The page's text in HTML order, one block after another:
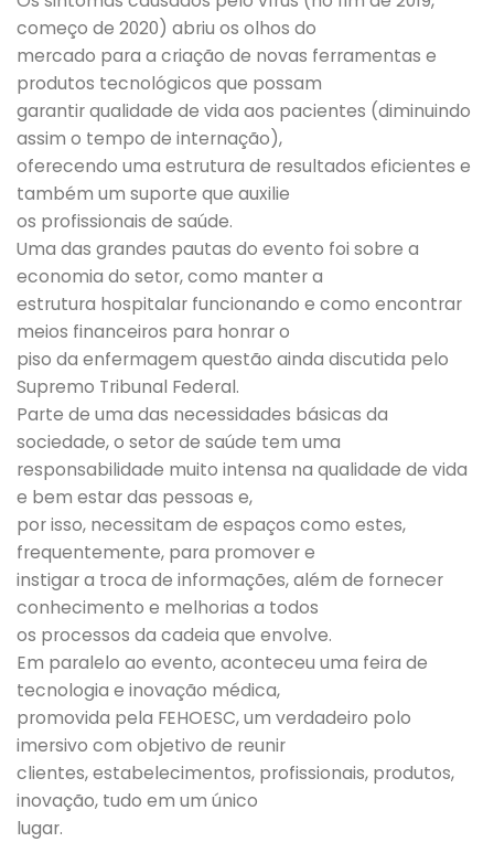
começo de 2020) abriu os olhos do
mercado para a criação de novas ferramentas e
produtos tecnológicos que possam
garantir qualidade de vida aos pacientes (diminuindo
assim o tempo de internação),
oferecendo uma estrutura de resultados eficientes e
também um suporte que auxilie
os profissionais de saúde.
Uma das grandes pautas do evento foi sobre a
economia do setor, como manter a
estrutura hospitalar funcionando e como encontrar
meios financeiros para honrar o
piso da enfermagem questão ainda discutida pelo
Supremo Tribunal Federal.
Parte de uma das necessidades básicas da
sociedade, o setor de saúde tem uma
responsabilidade muito intensa na qualidade de vida
e bem estar das pessoas e,
por isso, necessitam de espaços como estes,
frequentemente, para promover e
instigar a troca de informações, além de fornecer
conhecimento e melhorias a todos
os processos da cadeia que envolve.
Em paralelo ao evento, aconteceu uma feira de
tecnologia e inovação médica,
promovida pela FEHOESC, um verdadeiro polo
imersivo com objetivo de reunir
clientes, estabelecimentos, profissionais, produtos,
inovação, tudo em um único
lugar.